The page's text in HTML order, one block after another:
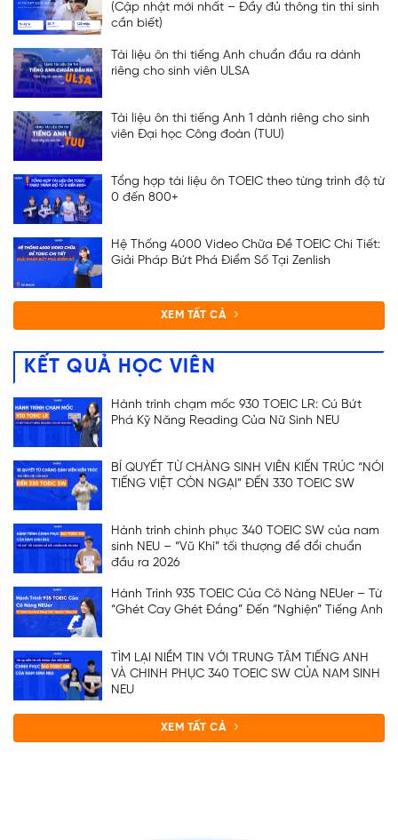
(Cập nhật mới nhất – Đầy đủ thông tin thí sinh
cần biết)
Tài liệu ôn thi tiếng Anh chuẩn đầu ra dành
riêng cho sinh viên ULSA
Tài liệu ôn thi tiếng Anh 1 dành riêng cho sinh
viên Đại học Công đoàn (TUU)
Tổng hợp tài liệu ôn TOEIC theo từng trình độ từ
0 đến 800+
Hệ Thống 4000 Video Chữa Đề TOEIC Chi Tiết:
Giải Pháp Bứt Phá Điểm Số Tại Zenlish
XEM TẤT CẢ
KẾT QUẢ HỌC VIÊN
Hành trình chạm mốc 930 TOEIC LR: Cú Bứt
Phá Kỹ Năng Reading Của Nữ Sinh NEU
BÍ QUYẾT TỪ CHÀNG SINH VIÊN KIẾN TRÚC “NÓI
TIẾNG VIỆT CÒN NGẠI” ĐẾN 330 TOEIC SW
Hành trình chinh phục 340 TOEIC SW của nam
sinh NEU – “Vũ Khí” tối thượng để đổi chuẩn
đầu ra 2026
Hành Trình 935 TOEIC Của Cô Nàng NEUer – Từ
“Ghét Cay Ghét Đắng” Đến “Nghiện” Tiếng Anh
TÌM LẠI NIỀM TIN VỚI TRUNG TÂM TIẾNG ANH
VÀ CHINH PHỤC 340 TOEIC SW CỦA NAM SINH
NEU
XEM TẤT CẢ